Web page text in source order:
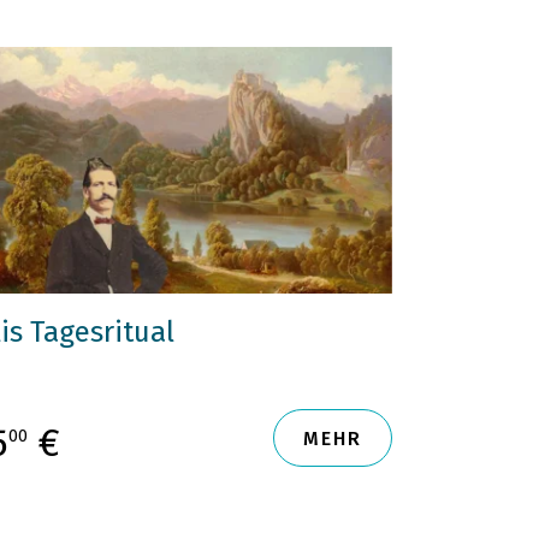
Tagesritual
00 € MEHR